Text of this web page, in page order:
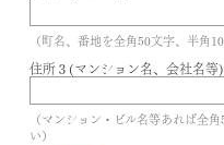
（町名、番地を全角50文字、半角
住所３(マンション名、会社名等)
（マンション・ビル名等あれば全
い）